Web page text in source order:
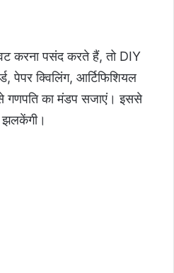
करना पसंद करते हैं, तो DIY
पेपर क्विलिंग, आर्टिफिशियल
गणपति का मंडप सजाएं। इससे
झलकेंगी।